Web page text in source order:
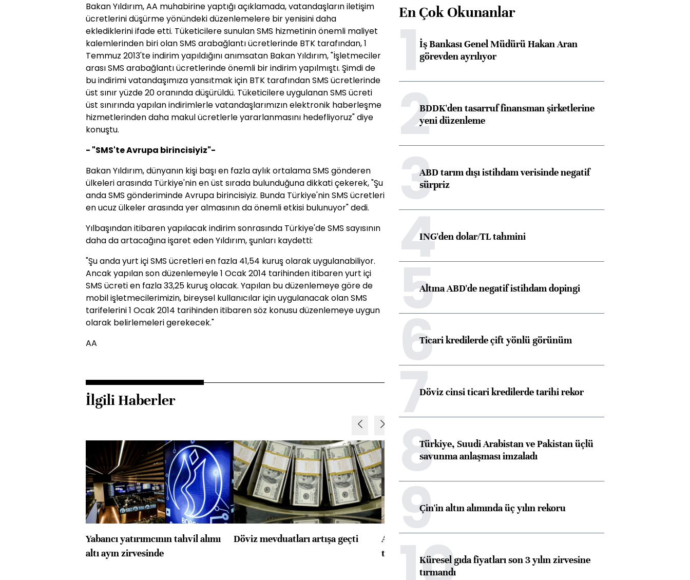
Bakan Yıldırım, AA muhabirine yaptığı açıklamada, vatandaşların iletişim
ücretlerini düşürme yönündeki düzenlemelere bir yenisini daha
eklediklerini ifade etti. Tüketicilere sunulan SMS hizmetinin önemli maliyet
kalemlerinden biri olan SMS arabağlantı ücretlerinde BTK tarafından, 1
Temmuz 2013'te indirim yapıldığını anımsatan Bakan Yıldırım, "İşletmeciler
arası SMS arabağlantı ücretlerinde önemli bir indirim yapılmıştı. Şimdi de
bu indirimi vatandaşımıza yansıtmak için BTK tarafından SMS ücretlerinde
üst sınır yüzde 20 oranında düşürüldü. Tüketicilere uygulanan SMS ücreti
üst sınırında yapılan indirimlerle vatandaşlarımızın elektronik haberleşme
hizmetlerinden daha makul ücretlerle yararlanmasını hedefliyoruz" diye
konuştu.
- "SMS'te Avrupa birincisiyiz"-
Bakan Yıldırım, dünyanın kişi başı en fazla aylık ortalama SMS gönderen
ülkeleri arasında Türkiye'nin en üst sırada bulunduğuna dikkati çekerek, "Şu
anda SMS gönderiminde Avrupa birincisiyiz. Bunda Türkiye'nin SMS ücretleri
en ucuz ülkeler arasında yer almasının da önemli etkisi bulunuyor" dedi.
Yılbaşından itibaren yapılacak indirim sonrasında Türkiye'de SMS sayısının
daha da artacağına işaret eden Yıldırım, şunları kaydetti:
"Şu anda yurt içi SMS ücretleri en fazla 41,54 kuruş olarak uygulanabiliyor.
Ancak yapılan son düzenlemeyle 1 Ocak 2014 tarihinden itibaren yurt içi
SMS ücreti en fazla 33,25 kuruş olacak. Yapılan bu düzenlemeye göre de
mobil işletmecilerimizin, bireysel kullanıcılar için uygulanacak olan SMS
tarifelerini 1 Ocak 2014 tarihinden itibaren söz konusu düzenlemeye uygun
olarak belirlemeleri gerekecek."
AA
İlgili Haberler
Yabancı yatırımcının tahvil alımı
altı ayın zirvesinde
Döviz mevduatları artışa geçti
ABD'de konut başlangıçları
toparlandı
Almanya, Commerzbank
görüşmelere hazırlanıyor
En Çok Okunanlar
1İş Bankası Genel Müdürü Hakan Aran
görevden ayrılıyor
2BDDK'den tasarruf finansman şirketlerine
yeni düzenleme
3ABD tarım dışı istihdam verisinde negatif
sürpriz
4ING'den dolar/TL tahmini
5Altına ABD'de negatif istihdam dopingi
6Ticari kredilerde çift yönlü görünüm
7Döviz cinsi ticari kredilerde tarihi rekor
8Türkiye, Suudi Arabistan ve Pakistan üçlü
savunma anlaşması imzaladı
9Çin'in altın alımında üç yılın rekoru
Küresel gıda fiyatları son 3 yılın zirvesine
tırmandı